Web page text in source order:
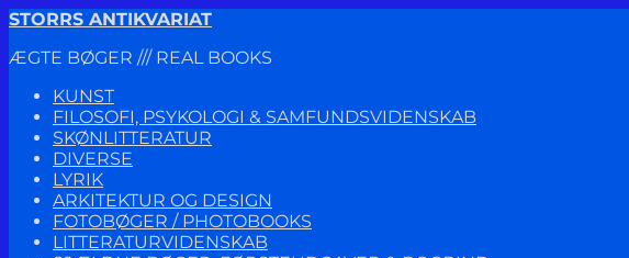
Spring
navigation
Spring
indhold
STORRS ANTIKVARIAT
ÆGTE BØGER /// REAL BOOKS
KUNST
FILOSOFI, PSYKOLOGI & SAMFUNDSVIDENSKAB
SKØNLITTERATUR
DIVERSE
LYRIK
ARKITEKTUR OG DESIGN
FOTOBØGER / PHOTOBOOKS
LITTERATURVIDENSKAB